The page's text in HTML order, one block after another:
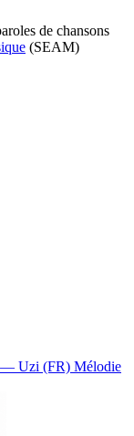
de chansons
(SEAM)
— Uzi (FR) Mélodie